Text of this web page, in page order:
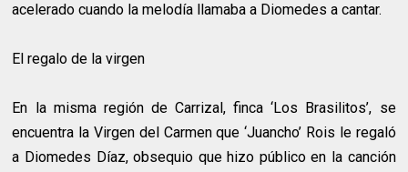
acelerado cuando la melodía llamaba a Diomedes a cantar.
El regalo de la virgen
En la misma región de Carrizal, finca ‘Los Brasilitos’, se
encuentra la Virgen del Carmen que ‘Juancho’ Rois le regaló
a Diomedes Díaz, obsequio que hizo público en la canción